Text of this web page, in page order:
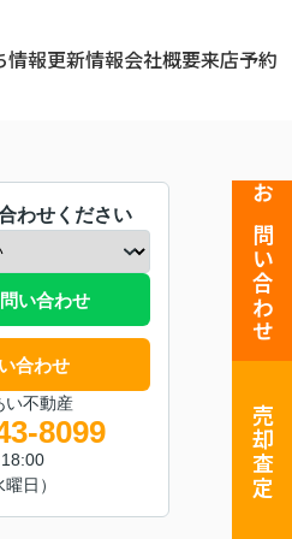
情報更新情報会社概要来店予約
お問い合わせ
売却査定
わせください
い合わせ
合わせ
い不動産
8099
曜日）